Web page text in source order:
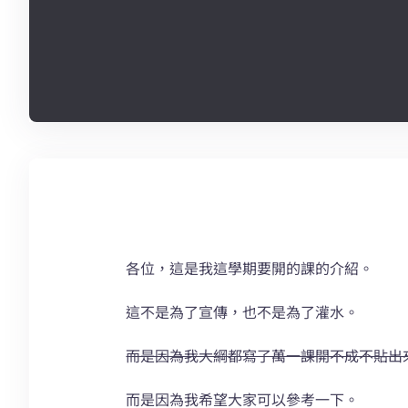
各位，這是我這學期要開的課的介紹。
這不是為了宣傳，也不是為了灌水。
而是因為我大綱都寫了萬一課開不成不貼
而是因為我希望大家可以參考一下。